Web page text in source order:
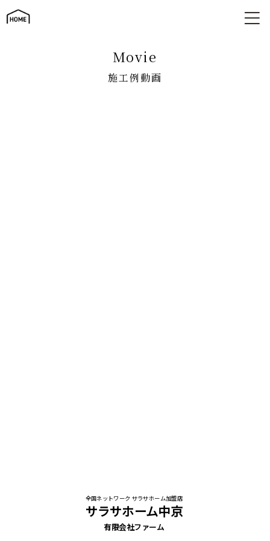
施工例動画
movie
施工例動画
全国ネットワーク サラサホーム加盟店
サラサホーム中京
有限会社ファーム